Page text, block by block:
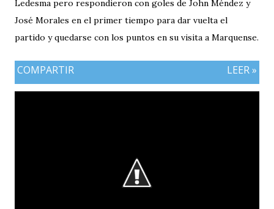
Ledesma pero respondieron con goles de John Méndez y
José Morales en el primer tiempo para dar vuelta el
partido y quedarse con los puntos en su visita a Marquense.
COMPARTIR LEER »